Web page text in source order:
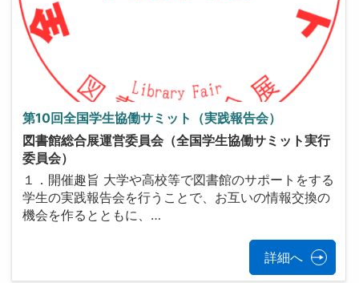
第10回全国学生協働サミット（実践報告会）
図書館総合展運営委員会（全国学生協働サミット実行
委員会）
１．開催趣旨 大学や高校等で図書館のサポートをする
学生の実践報告会を行うことで、お互いの情報交換の
機会を作るとともに、…
詳細へ